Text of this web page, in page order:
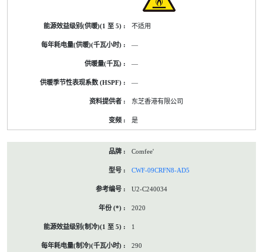
不适用
—
—
—
东芝香港有限公司
是
Comfee'
CWF-09CRFN8-AD5
U2-C240034
2020
1
290